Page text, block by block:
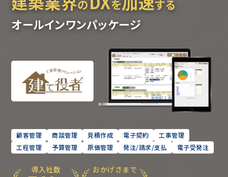
の を
する
オールインワンパッケージ
顧客管理 商談管理 見積作成 電子契約
工事管理
工程管理
予算管理 原価管理 発注/請求/支払 電子受発注
導入社数 おかげさまで